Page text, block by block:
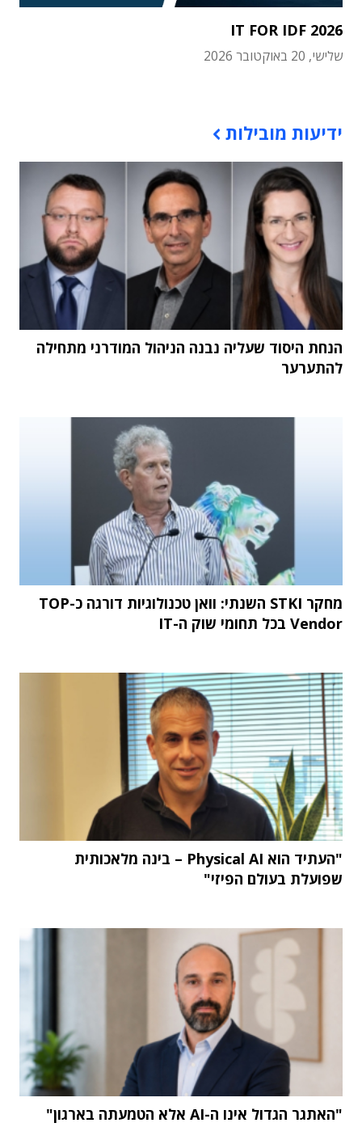
IT FOR IDF 2026
שלישי, 20 באוקטובר 2026
ידיעות מובילות
הנחת היסוד שעליה נבנה הניהול המודרני מתחילה
להתערער
מחקר STKI השנתי: וואן טכנולוגיות דורגה כ-TOP
Vendor בכל תחומי שוק ה-IT
"העתיד הוא Physical AI – בינה מלאכותית
שפועלת בעולם הפיזי"
"האתגר הגדול אינו ה-AI אלא הטמעתה בארגון"